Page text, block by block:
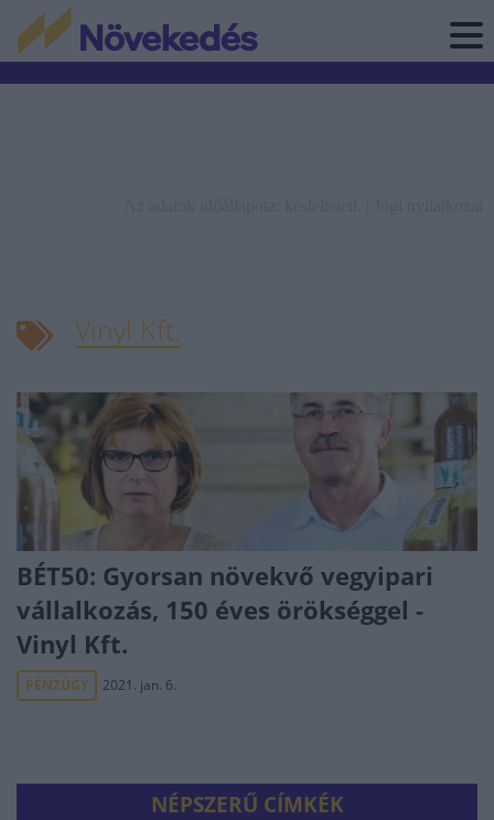
Vinyl Kft.
BÉT50: Gyorsan növekvő vegyipari
vállalkozás, 150 éves örökséggel -
Vinyl Kft.
PÉNZÜGY 2021. jan. 6.
NÉPSZERŰ CÍMKÉK